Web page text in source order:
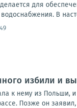
для
В
избили и
к нему из Польши,
Позже он